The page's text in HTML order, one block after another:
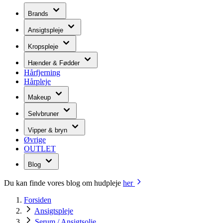
Brands
Ansigtspleje
Kropspleje
Hænder & Fødder
Hårfjerning
Hårpleje
Makeup
Selvbruner
Vipper & bryn
Øvrige
OUTLET
Blog
Du kan finde vores blog om hudpleje her
Forsiden
Ansigtspleje